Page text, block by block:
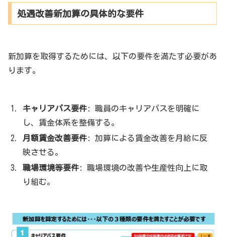
処遇改善新加算の具体的な要件
新加算を取得するためには、以下の要件を満たす必要があ
ります。
キャリアパス要件: 職員のキャリアパスを明確に
し、賃金体系を整備する。
月額賃金改善要件: 加算による賃金改善を月給に反
映させる。
職場環境等要件: 職場環境の改善や生産性向上に取
り組む。